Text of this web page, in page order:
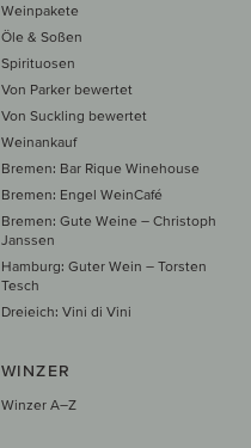
Weinpakete
Öle & Soßen
Spirituosen
Von Parker bewertet
Von Suckling bewertet
Weinankauf
Bremen: Bar Rique Winehouse
Bremen: Engel WeinCafé
Bremen: Gute Weine – Christoph
Janssen
Hamburg: Guter Wein – Torsten
Tesch
Dreieich: Vini di Vini
WINZER
Winzer A–Z